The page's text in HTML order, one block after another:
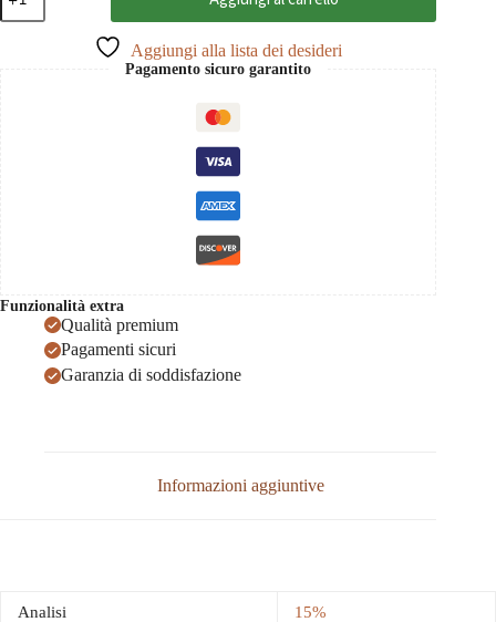
2021
IGT,
Aggiungi alla lista dei desideri
Pagamento sicuro garantito
Funzionalità extra
Qualità premium
Pagamenti sicuri
Garanzia di soddisfazione
Informazioni aggiuntive
Analisi 15%